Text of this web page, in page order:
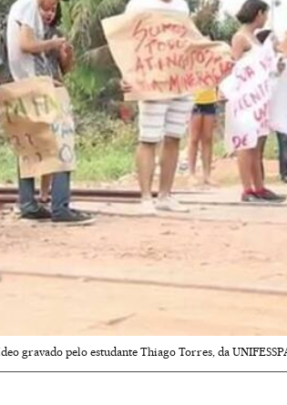
gravado pelo estudante Thiago Torres, da